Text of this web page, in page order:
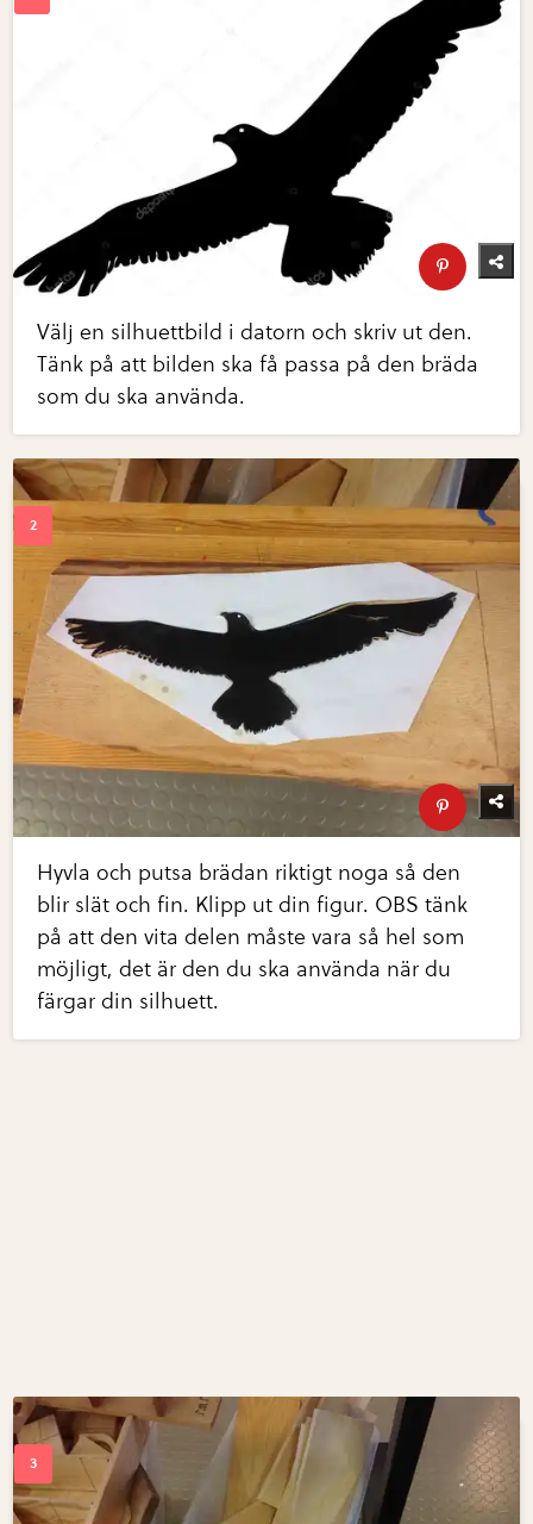
Välj en silhuettbild i datorn och skriv ut den.
Tänk på att bilden ska få passa på den bräda
som du ska använda.
Hyvla och putsa brädan riktigt noga så den
blir slät och fin. Klipp ut din figur. OBS tänk
på att den vita delen måste vara så hel som
möjligt, det är den du ska använda när du
färgar din silhuett.